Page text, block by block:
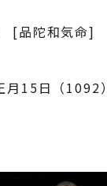
[品陀和気命]
月15日（1092）